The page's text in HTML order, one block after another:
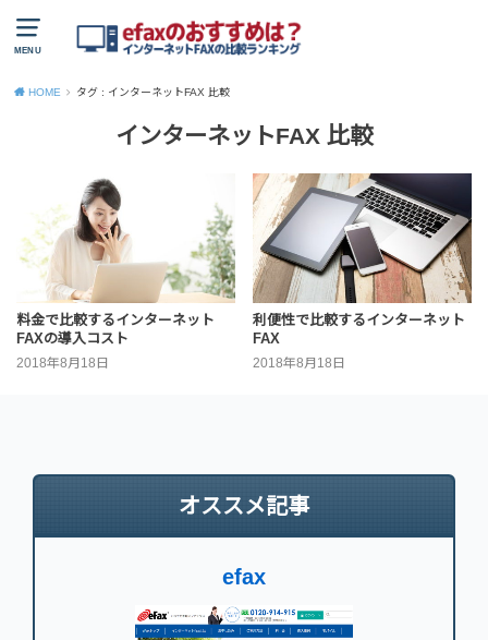
MENU
HOME タグ : インターネットFAX 比較
インターネットFAX 比較
料金で比較するインターネット
FAXの導入コスト
2018年8月18日
利便性で比較するインターネット
FAX
2018年8月18日
オススメ記事
efax